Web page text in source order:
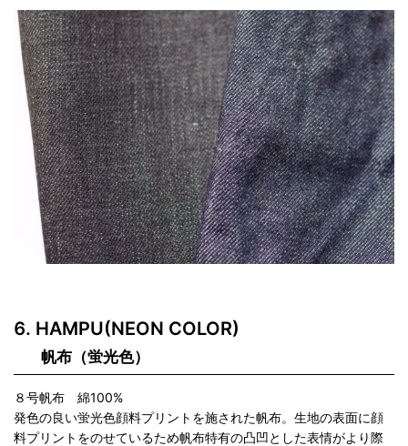
HAMPU(NEON COLOR)
帆布（蛍光色）
８号帆布 綿100%
発色の良い蛍光色顔料プリントを施された帆布。生地の表面に顔
料プリントをのせているため帆布特有の凸凹とした表情がより際